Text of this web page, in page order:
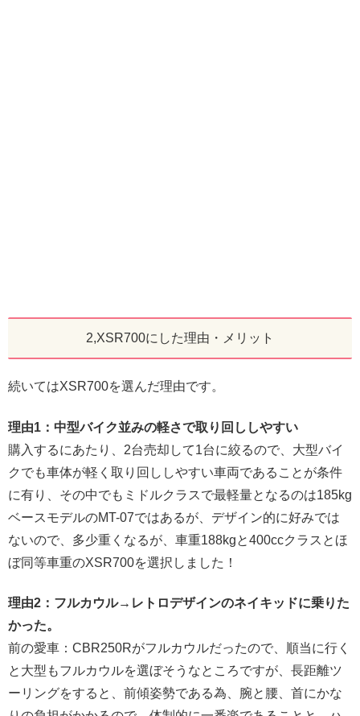
2,XSR700にした理由・メリット
続いてはXSR700を選んだ理由です。
理由1：中型バイク並みの軽さで取り回ししやすい
購入するにあたり、2台売却して1台に絞るので、大型バイ
クでも車体が軽く取り回ししやすい車両であることが条件
に有り、その中でもミドルクラスで最軽量となるのは185kg
ベースモデルのMT-07ではあるが、デザイン的に好みでは
ないので、多少重くなるが、車重188kgと400ccクラスとほ
ぼ同等車重のXSR700を選択しました！
理由2：フルカウル→レトロデザインのネイキッドに乗りた
かった。
前の愛車：CBR250Rがフルカウルだったので、順当に行く
と大型もフルカウルを選ぼそうなところですが、長距離ツ
ーリングをすると、前傾姿勢である為、腕と腰、首にかな